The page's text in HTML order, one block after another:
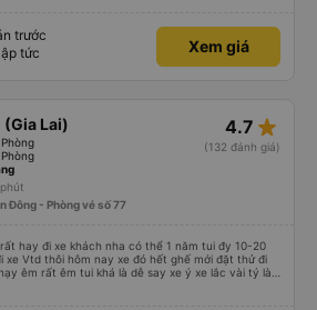
Nói chung là nên đi xe 24P nhà này.
trước
tức
Xem giá
(Gia Lai) 4.7 star_rate
(132 đánh giá)
Đông - Phòng vé số 77
hay đi xe khách nha có thể 1 năm tui đy 10-20
xe Vtd thôi hôm nay xe đó hết ghế mới đặt thử đi
êm rất êm tui khá là dễ say xe ý xe lắc vài tý là
tui ngồi các kiểu thậm chí gần nữa đoạn đg tui